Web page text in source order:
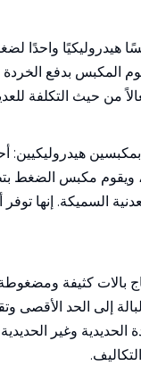
واحدًا
المكبس بدفع
من حيث التكلفة
هيدروليكيين:
ويقوم مكبس الضغط
السميكة. إنها
بالات كثيفة
إلى الحد الأقصى
الحديدية وغير